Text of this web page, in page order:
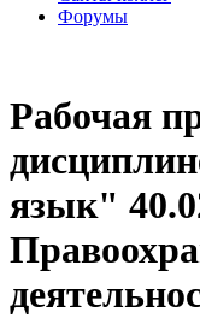
Форумы
Рабочая
язык"